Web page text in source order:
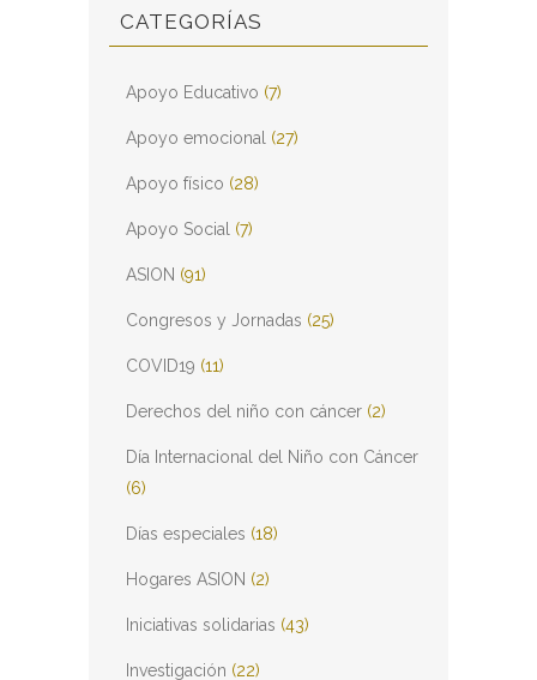
CATEGORÍAS
Apoyo Educativo (7)
Apoyo emocional (27)
Apoyo físico (28)
Apoyo Social (7)
ASION (91)
Congresos y Jornadas (25)
COVID19 (11)
Derechos del niño con cáncer (2)
Día Internacional del Niño con Cáncer
(6)
Días especiales (18)
Hogares ASION (2)
Iniciativas solidarias (43)
Investigación (22)